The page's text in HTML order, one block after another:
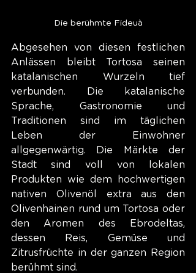
Die berühmte Fideuà
Abgesehen von diesen festlichen
Anlässen bleibt Tortosa seinen
katalanischen Wurzeln tief
verbunden. Die katalanische
Sprache, Gastronomie und
Traditionen sind im täglichen
Leben der Einwohner
allgegenwärtig. Die Märkte der
Stadt sind voll von lokalen
Produkten wie dem hochwertigen
nativen Olivenöl extra aus den
Olivenhainen rund um Tortosa oder
den Aromen des Ebrodeltas,
dessen Reis, Gemüse und
Zitrusfrüchte in der ganzen Region
berühmt sind.